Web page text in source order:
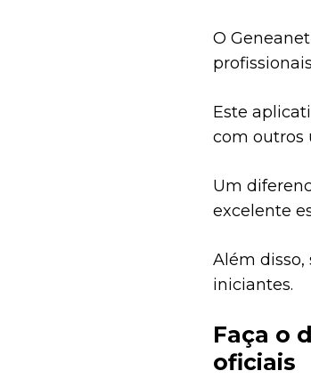
O
Este
com outros
Um
excelente
Além
iniciantes.
Faça o
oficiais